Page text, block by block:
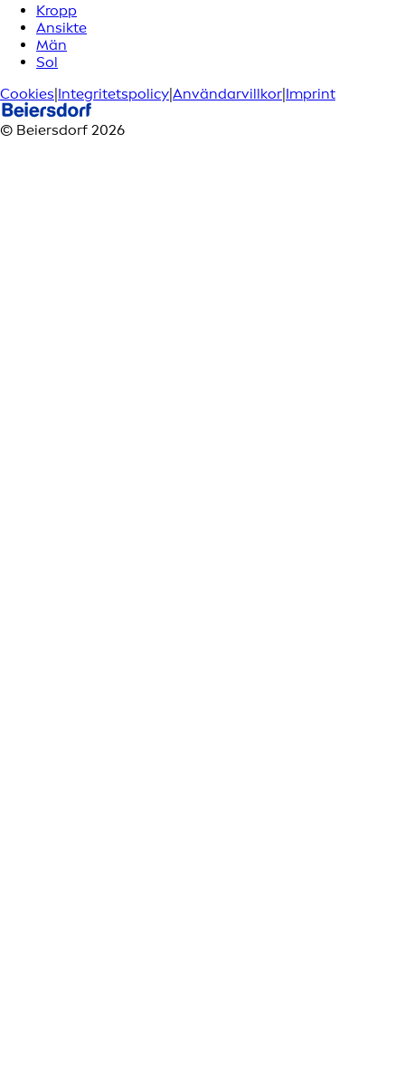
Kropp
Ansikte
Män
Sol
Cookies|Integritetspolicy|Användarvillkor|Imprint
© Beiersdorf 2026